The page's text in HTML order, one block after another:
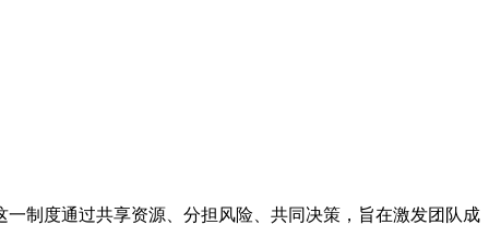
制度通过共享资源、分担风险、共同决策，旨在激发团队成